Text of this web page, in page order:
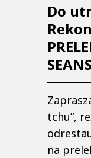
Do
tchu”,
na